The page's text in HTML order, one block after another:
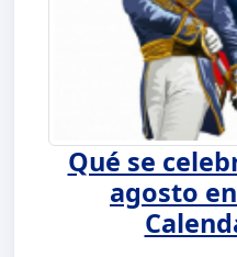
Qué se
agosto